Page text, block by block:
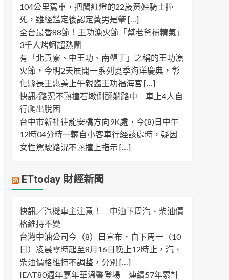
104公里駕車，把闖紅燈的22歲黃姓騎士撞
死，雖經鑑定後認定黃男是肇 […]
全台最香88節！王功漁火節「幫老爸補精氣」
3千人烤蚵超熱鬧
有「北貢寮、中王功、南墾丁」之稱的王功漁
火節，今明2天展開一系列夏季海洋慶典，彰
化縣長王惠美上午親臨王功福海宮 […]
快訊 ∕ 路況不熟撞石墩側翻躺路中 車上4人自
行爬出脫困
台中市新社往龍安橋方向9K處，今(8)日中午
12時04分時一輛自小客車行經該處時，疑因
女性駕駛路況不熟撞上指示 […]
ETtoday 財經新聞
快訊／汽機車主注意！ 中油下周汽、柴油價
格維持不變
台灣中油公司今（8）日宣布，自下周一（10
日）凌晨零時起至8月16日晚上12時止，汽、
柴油價格維持不調整，分別 […]
IEAT80週年嘉年華溫馨登場 連續57年累計